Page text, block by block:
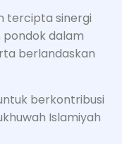
tercipta sinergi
dalam
berlandaskan
berkontribusi
Islamiyah